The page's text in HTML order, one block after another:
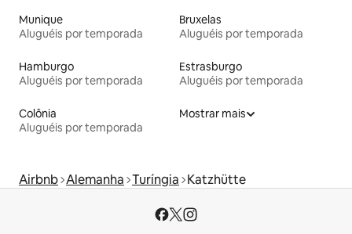
Munique
Aluguéis por temporada
Bruxelas
Aluguéis por temporada
Hamburgo
Aluguéis por temporada
Estrasburgo
Aluguéis por temporada
Colônia
Aluguéis por temporada
Mostrar mais
Airbnb Alemanha Turíngia Katzhütte